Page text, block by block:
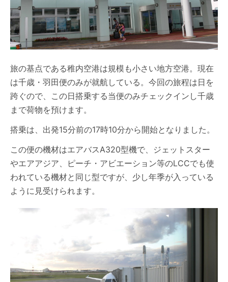
旅の基点である稚内空港は規模も小さい地方空港。現在
は千歳・羽田便のみが就航している。今回の旅程は日を
跨ぐので、この日搭乗する当便のみチェックインし千歳
まで荷物を預けます。
搭乗は、出発15分前の17時10分から開始となりました。
この便の機材はエアバスA320型機で、ジェットスター
やエアアジア、ピーチ・アビエーション等のLCCでも使
われている機材と同じ型ですが、少し年季が入っている
ように見受けられます。